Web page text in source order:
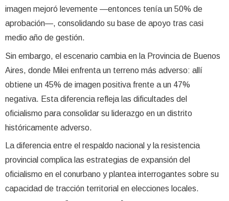
imagen mejoró levemente —entonces tenía un 50% de
aprobación—, consolidando su base de apoyo tras casi
medio año de gestión.
Sin embargo, el escenario cambia en la Provincia de Buenos
Aires, donde Milei enfrenta un terreno más adverso: allí
obtiene un 45% de imagen positiva frente a un 47%
negativa. Esta diferencia refleja las dificultades del
oficialismo para consolidar su liderazgo en un distrito
históricamente adverso.
La diferencia entre el respaldo nacional y la resistencia
provincial complica las estrategias de expansión del
oficialismo en el conurbano y plantea interrogantes sobre su
capacidad de tracción territorial en elecciones locales.